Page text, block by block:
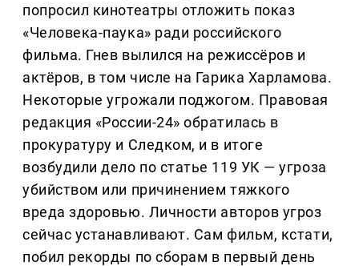
попросил кинотеатры отложить показ
«Человека-паука» ради российского
фильма. Гнев вылился на режиссёров и
актёров, в том числе на Гарика Харламова.
Некоторые угрожали поджогом. Правовая
редакция «России-24» обратилась в
прокуратуру и Следком, и в итоге
возбудили дело по статье 119 УК — угроза
убийством или причинением тяжкого
вреда здоровью. Личности авторов угроз
сейчас устанавливают. Сам фильм, кстати,
побил рекорды по сборам в первый день